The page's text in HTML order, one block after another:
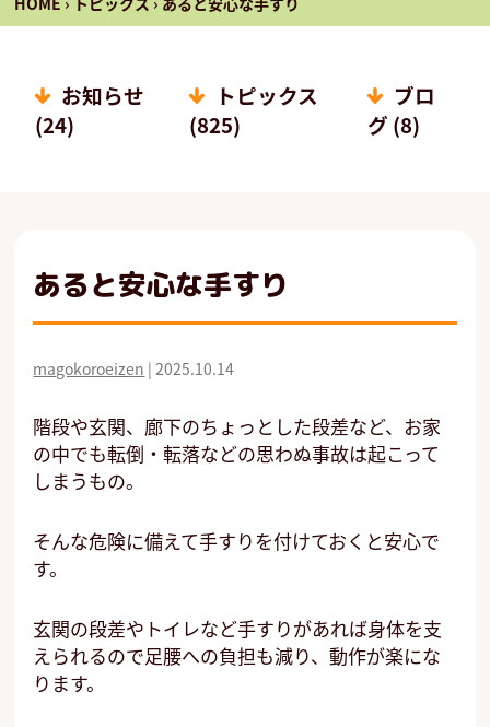
お知らせ
(24)
トピックス
(825)
ブロ
グ (8)
あると安心な手すり
magokoroeizen |2025.10.14
階段や玄関、廊下のちょっとした段差など、お家
の中でも転倒・転落などの思わぬ事故は起こって
しまうもの。
そんな危険に備えて手すりを付けておくと安心で
す。
玄関の段差やトイレなど手すりがあれば身体を支
えられるので足腰への負担も減り、動作が楽にな
ります。